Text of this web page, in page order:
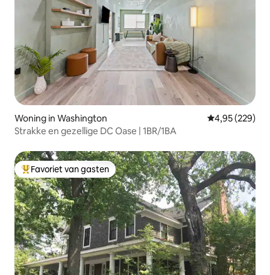
Woning in Washington Gemiddelde
4,95 (229)
Strakke en gezellige DC Oase | 1BR/1BA
Topfavoriet van gasten
Favoriet van gasten